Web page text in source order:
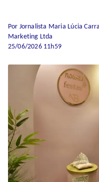
Por Jornalista Maria Lúcia
Marketing Ltda
25/06/2026 11h59